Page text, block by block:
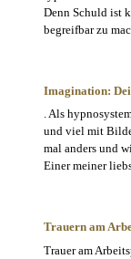
Denn Schuld ist
begreifbar zu
Imagination:
. Als
und viel mit
mal anders und
Einer meiner
Trauern am
Trauer am